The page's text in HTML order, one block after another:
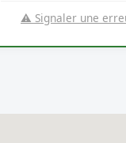
⚠️ Signaler une